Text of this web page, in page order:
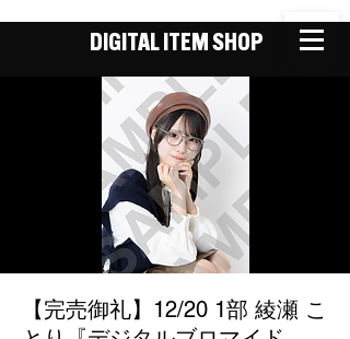
DIGITAL ITEM SHOP
【完売御礼】12/20 1部 綾瀬 こ